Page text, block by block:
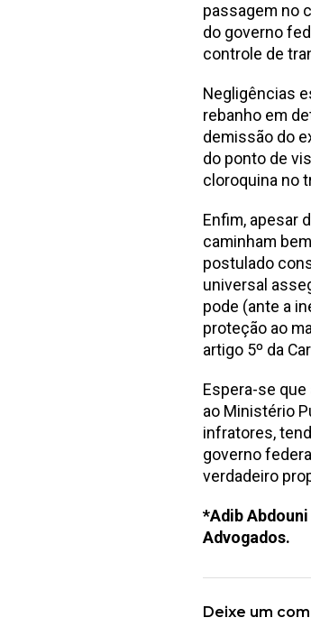
passagem no
do governo
controle de
Negligências
rebanho em
demissão do
do ponto de
cloroquina no
Enfim, apesar
caminham
postulado
universal
pode (ante a
proteção ao
artigo 5º da
Espera-se
ao Ministério
infratores,
governo
verdadeiro
*Adib
Advogados.
Deixe um